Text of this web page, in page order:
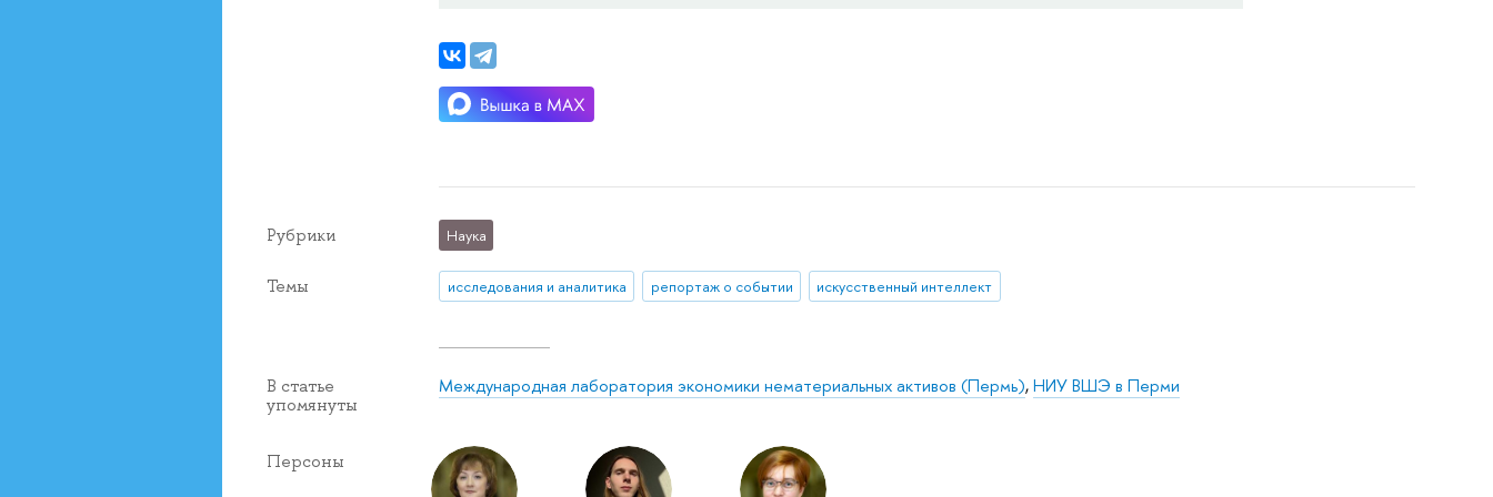
Рубрики Наука
Темы исследования и аналитика репортаж о событии искусственный интеллект
В статье
упомянуты
Международная лаборатория экономики нематериальных активов (Пермь),НИУ ВШЭ в Перми
Персоны